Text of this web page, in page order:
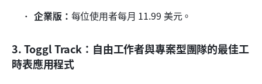
企業版： 每位使用者每月 11.99 美元。
3. Toggl Track：自由工作者與專案型團隊的最佳工
時表應用程式